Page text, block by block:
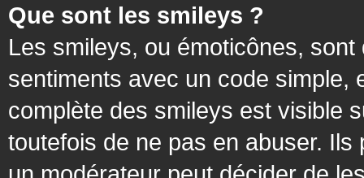
Que sont les smileys ?
Les smileys, ou émoticônes,
sentiments avec un code simple,
complète des smileys est visible
toutefois de ne pas en abuser.